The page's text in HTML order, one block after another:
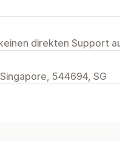
direkten Support
544694, SG